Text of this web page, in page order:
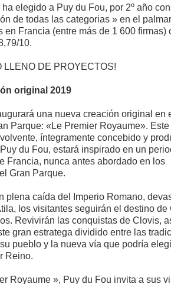
elegido a Puy du Fou, por 2º año
de todas las categorias » en el
en Francia (entre más de 1 600 firmas)
10.
LLENO DE PROYECTOS!
original 2019
una nueva creación original en
Parque: «Le Premier Royaume». Este
íntegramente concebido y
du Fou, estará inspirado en un
Francia, nunca antes abordado en los
Gran Parque.
plena caída del Imperio Romano,
los visitantes seguirán el destino de
Revivirán las conquistas de Clovis,
gran estratega dividido entre las
pueblo y la nueva vía que podría
Reino.
Royaume », Puy du Fou invita a sus